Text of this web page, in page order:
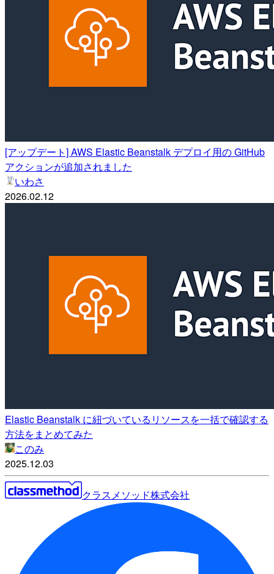
[アップデート] AWS Elastic Beanstalk デプロイ用の GitHub
アクションが追加されました
いわさ
2026.02.12
Elastic Beanstalk に紐づいているリソースを一括で確認する
方法をまとめてみた
このみ
2025.12.03
クラスメソッド株式会社